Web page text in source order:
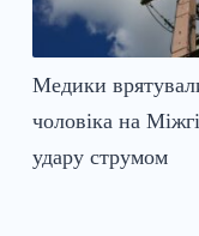
Медики
чоловіка на
удару струмом